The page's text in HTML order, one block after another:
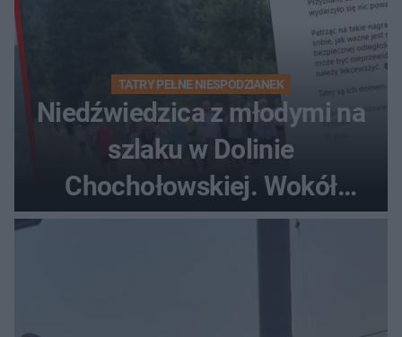
TATRY PEŁNE NIESPODZIANEK
Niedźwiedzica z młodymi na
szlaku w Dolinie
Chochołowskiej. Wokół
turyści!